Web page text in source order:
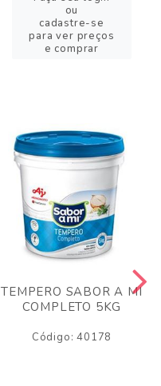
ou
cadastre-se
para ver preços
e comprar
TEMPERO SABOR A MI
COMPLETO 5KG
Código: 40178